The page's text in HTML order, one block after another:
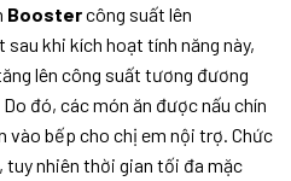
Boostercông suất lên
sau khi kích hoạt tính năng này,
lên công suất tương đương
đó, các món ăn được nấu chín
bếp cho chị em nội trợ. Chức
tuy nhiên thời gian tối đa mặc